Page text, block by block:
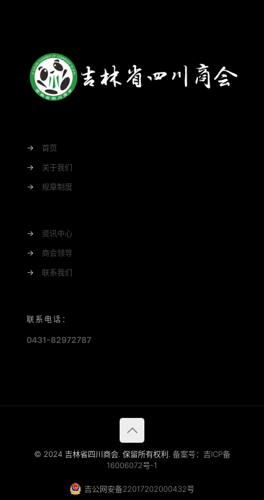
→ 首页
→ 关于我们
→ 规章制度
→ 资讯中心
→ 商会领导
→ 联系我们
联系电话：
0431-82972787
© 2024 吉林省四川商会. 保留所有权利. 备案号：吉ICP备
16006072号-1
吉公网安备22017202000432号